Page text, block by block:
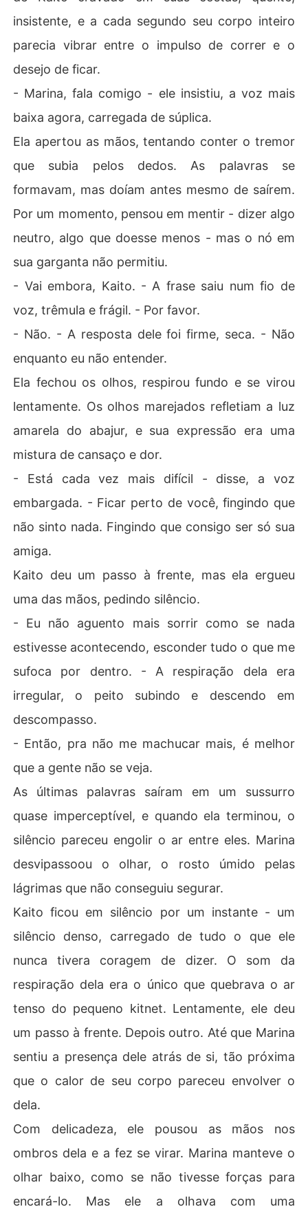
insistente, e a cada segundo seu corpo inteiro
parecia vibrar entre o impulso de correr e o
desejo de ficar.
- Marina, fala comigo - ele insistiu, a voz mais
baixa agora, carregada de súplica.
Ela apertou as mãos, tentando conter o tremor
que subia pelos dedos. As palavras se
formavam, mas doíam antes mesmo de saírem.
Por um momento, pensou em mentir - dizer algo
neutro, algo que doesse menos - mas o nó em
sua garganta não permitiu.
- Vai embora, Kaito. - A frase saiu num fio de
voz, trêmula e frágil. - Por favor.
- Não. - A resposta dele foi firme, seca. - Não
enquanto eu não entender.
Ela fechou os olhos, respirou fundo e se virou
lentamente. Os olhos marejados refletiam a luz
amarela do abajur, e sua expressão era uma
mistura de cansaço e dor.
- Está cada vez mais difícil - disse, a voz
embargada. - Ficar perto de você, fingindo que
não sinto nada. Fingindo que consigo ser só sua
amiga.
Kaito deu um passo à frente, mas ela ergueu
uma das mãos, pedindo silêncio.
- Eu não aguento mais sorrir como se nada
estivesse acontecendo, esconder tudo o que me
sufoca por dentro. - A respiração dela era
irregular, o peito subindo e descendo em
descompasso.
- Então, pra não me machucar mais, é melhor
que a gente não se veja.
As últimas palavras saíram em um sussurro
quase imperceptível, e quando ela terminou, o
silêncio pareceu engolir o ar entre eles. Marina
desvipassoou o olhar, o rosto úmido pelas
lágrimas que não conseguiu segurar.
Kaito ficou em silêncio por um instante - um
silêncio denso, carregado de tudo o que ele
nunca tivera coragem de dizer. O som da
respiração dela era o único que quebrava o ar
tenso do pequeno kitnet. Lentamente, ele deu
um passo à frente. Depois outro. Até que Marina
sentiu a presença dele atrás de si, tão próxima
que o calor de seu corpo pareceu envolver o
dela.
Com delicadeza, ele pousou as mãos nos
ombros dela e a fez se virar. Marina manteve o
olhar baixo, como se não tivesse forças para
encará-lo. Mas ele a olhava com uma